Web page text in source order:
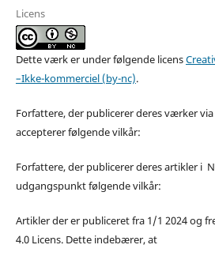
Licens
Dette værk er under følgende licens
–Ikke-kommerciel (by-nc).
Forfattere, der publicerer deres værker
accepterer følgende vilkår:
Forfattere, der publicerer deres artikler i
udgangspunkt følgende vilkår:
Artikler der er publiceret fra 1/1 2024 og
4.0 Licens. Dette indebærer, at